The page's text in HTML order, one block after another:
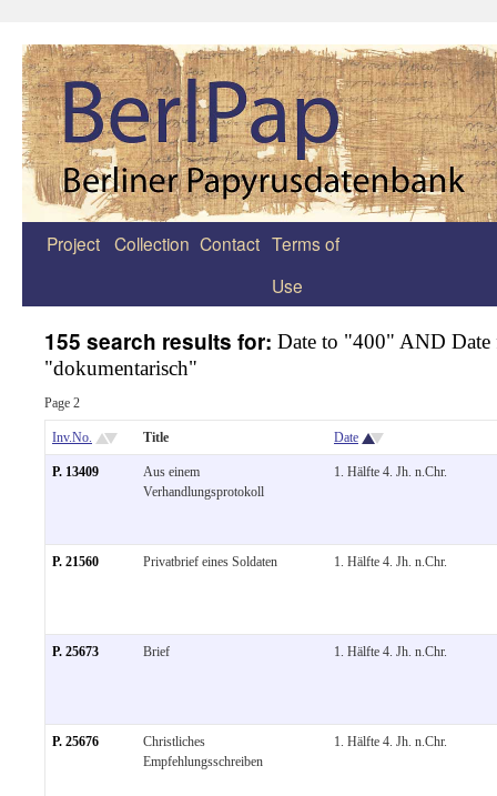
Zum
Project Collection Contact Terms of
Use
155 search results for: Date to "400" AND
"dokumentarisch"
Page 2
Inv.No. Title Date
P. 13409
Aus einem
Verhandlungsprotokoll
1. Hälfte 4. Jh. n.Chr.
P. 21560 Privatbrief eines Soldaten 1. Hälfte 4. Jh. n.Chr.
P. 25673 Brief 1. Hälfte 4. Jh. n.Chr.
P. 25676
Christliches
Empfehlungsschreiben
1. Hälfte 4. Jh. n.Chr.